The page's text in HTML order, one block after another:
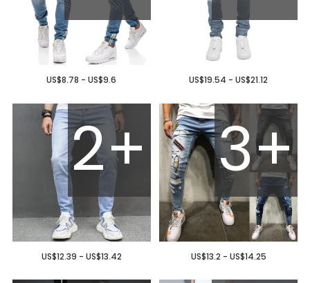
US$8.78 - US$9.6 US$19.54 - US$21.12
2+
US$12.39 - US$13.42
3+
US$13.2 - US$14.25